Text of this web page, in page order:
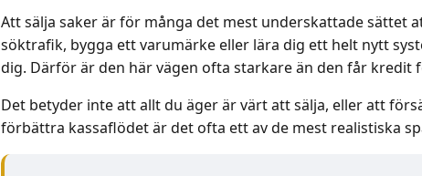
Att sälja saker är för många det mest underskattade sättet
söktrafik, bygga ett varumärke eller lära dig ett helt nytt
dig. Därför är den här vägen ofta starkare än den får kredit
Det betyder inte att allt du äger är värt att sälja, eller att
förbättra kassaflödet är det ofta ett av de mest realistiska